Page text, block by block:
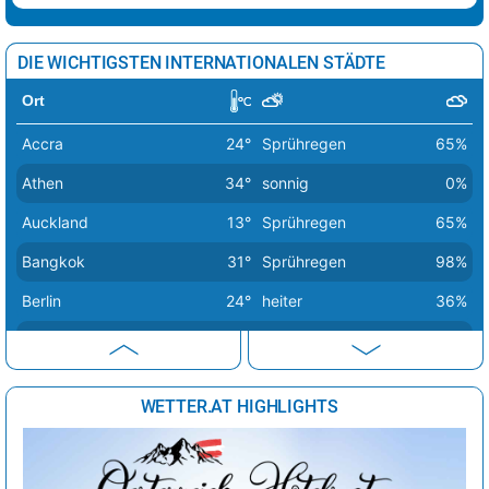
Lissabon 25° sonnig 7%
Ljubljana 35° Regenschauer 38%
London 26° heiter 42%
Luxemburg 23° heiter 17%
Madrid 37° sonnig 1%
Minsk 27° leichter Regen 58%
Moskau 28° sonnig 9%
Nikosia 32° sonnig 2%
Oslo 19° heiter 37%
37° sonnig
25°
Sprühregen
DIE WICHTIGSTEN INTERNATIONALEN STÄDTE
Ort
Accra 24° Sprühregen 65%
Athen 34° sonnig 0%
Auckland 13° Sprühregen 65%
Bangkok 31° Sprühregen 98%
Berlin 24° heiter 36%
10° sonnig
Sprühregen
WETTER.AT HIGHLIGHTS